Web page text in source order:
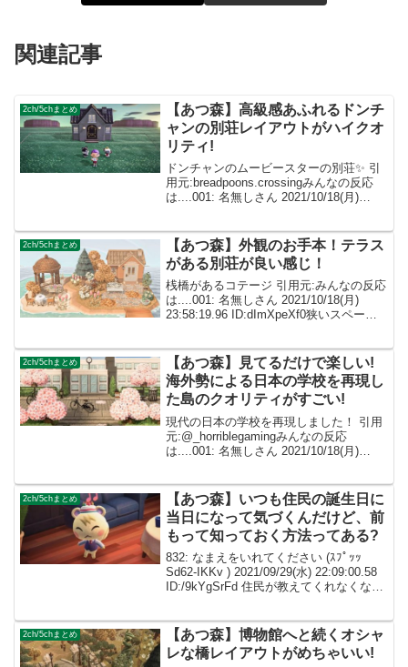
関連記事
2ch/5chまとめ
【あつ森】高級感あふれるドンチ
ャンの別荘レイアウトがハイクオ
リティ!
ドンチャンのムービースターの別荘✨ 引
用元:breadpoons.crossingみんなの反応
は....001: 名無しさん 2021/10/18(月)
2ch/5chまとめ
【あつ森】外観のお手本！テラス
がある別荘が良い感じ！
桟橋があるコテージ 引用元:みんなの反応
は....001: 名無しさん 2021/10/18(月)
23:58:19.96 ID:dImXpeXf0狭いスペース
2ch/5chまとめ
【あつ森】見てるだけで楽しい!
海外勢による日本の学校を再現し
た島のクオリティがすごい!
現代の日本の学校を再現しました！ 引用
元:@_horriblegamingみんなの反応
は....001: 名無しさん 2021/10/18(月)
2ch/5chまとめ
【あつ森】いつも住民の誕生日に
当日になって気づくんだけど、前
もって知っておく方法ってある?
832: なまえをいれてください (ｽﾌﾟｯｯ
Sd62-IKKv ) 2021/09/29(水) 22:09:00.58
ID:/9kYgSrFd 住民が教えてくれなくなっ
2ch/5chまとめ
【あつ森】博物館へと続くオシャ
レな橋レイアウトがめちゃいい!